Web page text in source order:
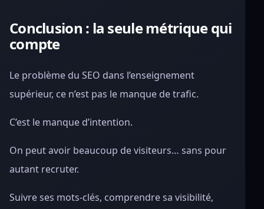
Conclusion : la seule métrique qui
compte
Le problème du SEO dans l’enseignement
supérieur, ce n’est pas le manque de trafic.
C’est le manque d’intention.
On peut avoir beaucoup de visiteurs… sans pour
autant recruter.
Suivre ses mots-clés, comprendre sa visibilité,